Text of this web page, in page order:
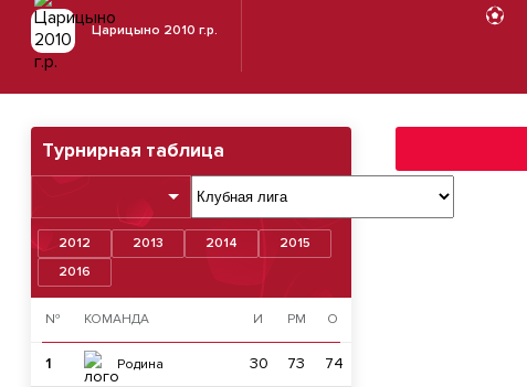
Царицыно 2010 г.р.
Турнирная таблица
2012 2013 2014
2015
2016
№ КОМАНДА И РМ О
1 Родина 30 73 74